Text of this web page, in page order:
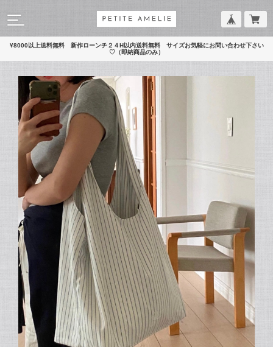
¥8000以上送料無料 新作ローンチ２４H以内送料無料 サイズお気軽にお問い合わせ下さい
♡（即納商品のみ）